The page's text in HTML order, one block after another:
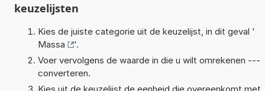
keuzelijsten
Kies de juiste categorie uit de keuzelijst, in dit geval '
Massa
'.
Voer vervolgens de waarde in die u wilt omrekenen ---
converteren.
Kies uit de keuzelijst de eenheid die overeenkomt met